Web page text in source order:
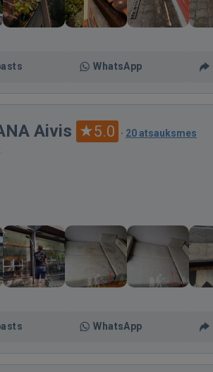
WhatsApp
Aivis 5.0 · 20 atsauksmes
WhatsApp